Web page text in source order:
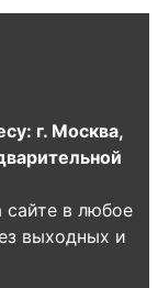
г. Москва,
сайте в любое
выходных и